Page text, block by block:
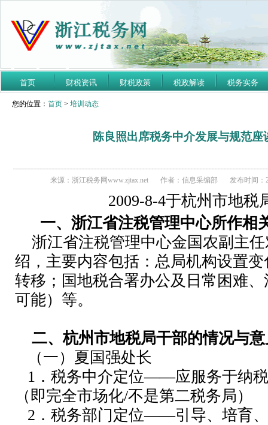
首页 财税资讯 财税政策 税政解读 税务实务
您的位置： 首页 > 培训动态
陈良照出席税务中介发展与规范座
来源：浙江税务网www.zjtax.net 作者：信息采编部 发布时间：
2009-8-4于杭州市地税
一、浙江省注税管理中心所作相
浙江省注税管理中心金国农副主
绍，主要内容包括：总局机构设置
转移；国地税合署办公及日常困难
可能）等。
二、杭州市地税局干部的情况与意
（一）夏国强处长
1．税务中介定位——应服务于纳
（即完全市场化/不是第二税务局）
2．税务部门定位——引导、培育